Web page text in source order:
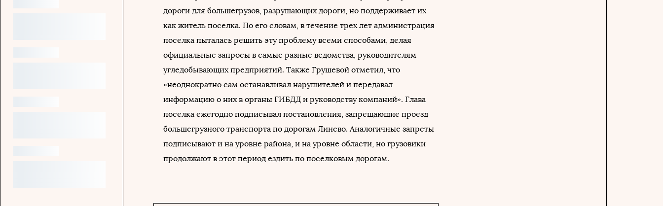
дороги для большегрузов, разрушающих дороги, но поддерживает их
как житель поселка. По его словам, в течение трех лет администрация
поселка пыталась решить эту проблему всеми способами, делая
официальные запросы в самые разные ведомства, руководителям
угледобывающих предприятий. Также Грушевой отметил, что
«неоднократно сам останавливал нарушителей и передавал
информацию о них в органы ГИБДД и руководству компаний». Глава
поселка ежегодно подписывал постановления, запрещающие проезд
большегрузного транспорта по дорогам Линево. Аналогичные запреты
подписывают и на уровне района, и на уровне области, но грузовики
продолжают в этот период ездить по поселковым дорогам.